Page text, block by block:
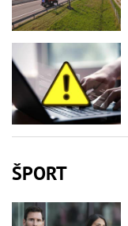
ŠPORT